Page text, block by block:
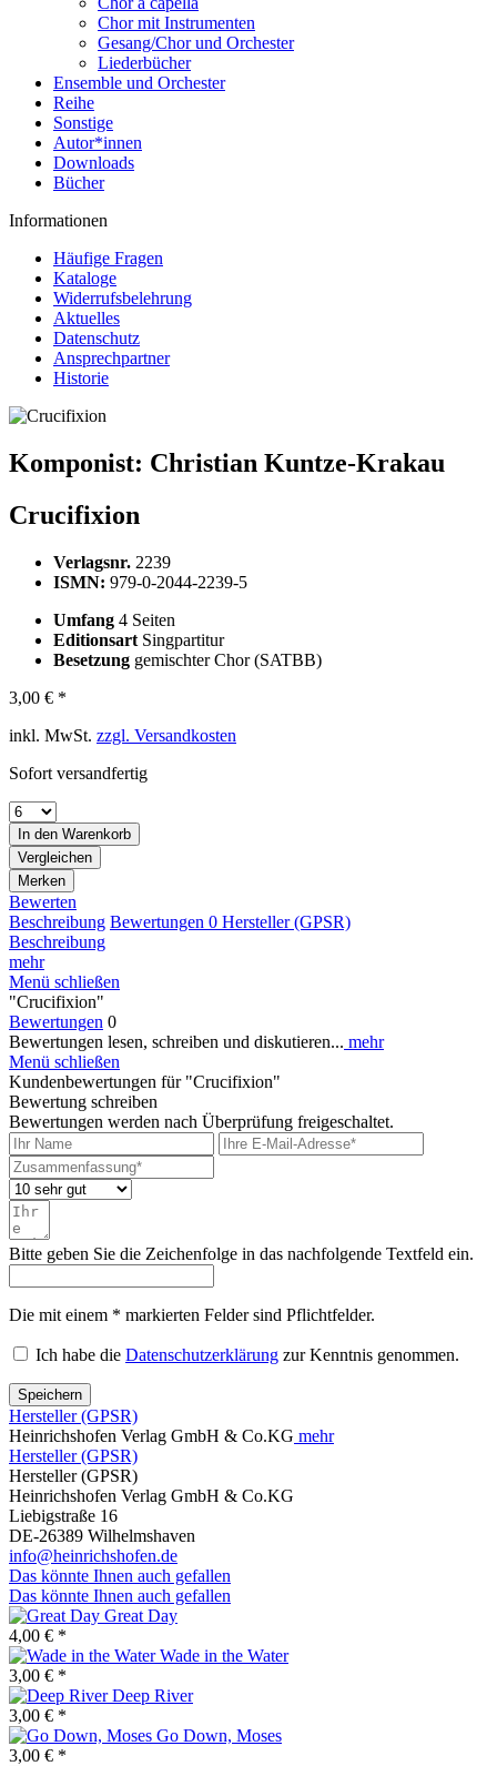
Chor mit Instrumenten
Gesang/Chor und Orchester
Liederbücher
Ensemble und Orchester
Reihe
Sonstige
Autor*innen
Downloads
Bücher
Informationen
Häufige Fragen
Kataloge
Widerrufsbelehrung
Aktuelles
Datenschutz
Ansprechpartner
Historie
Komponist: Christian Kuntze-Krakau
Crucifixion
Verlagsnr. 2239
ISMN: 979-0-2044-2239-5
Umfang 4 Seiten
Editionsart Singpartitur
Besetzung gemischter Chor (SATBB)
3,00 € *
inkl. MwSt. zzgl. Versandkosten
Sofort versandfertig
In den Warenkorb
Vergleichen
Merken
Bewerten
Beschreibung Bewertungen 0 Hersteller (GPSR)
Beschreibung
mehr
Menü schließen
"Crucifixion"
Bewertungen 0
Bewertungen lesen, schreiben und diskutieren... mehr
Menü schließen
Kundenbewertungen für "Crucifixion"
Bewertung schreiben
Bewertungen werden nach Überprüfung freigeschaltet.
Bitte geben Sie die Zeichenfolge in das nachfolgende Textfeld ein.
Die mit einem * markierten Felder sind Pflichtfelder.
Ich habe die Datenschutzerklärung zur Kenntnis genommen.
Speichern
Hersteller (GPSR)
Heinrichshofen Verlag GmbH & Co.KG mehr
Hersteller (GPSR)
Hersteller (GPSR)
Heinrichshofen Verlag GmbH & Co.KG
Liebigstraße 16
DE-26389 Wilhelmshaven
info@heinrichshofen.de
Das könnte Ihnen auch gefallen
Das könnte Ihnen auch gefallen
Great Day
4,00 € *
Wade in the Water
3,00 € *
Deep River
3,00 € *
Go Down, Moses
3,00 € *